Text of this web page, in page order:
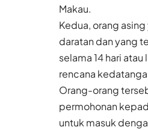
Makau.
Kedua, orang
daratan dan yang
selama 14 hari
rencana
Orang-orang
permohonan
untuk masuk